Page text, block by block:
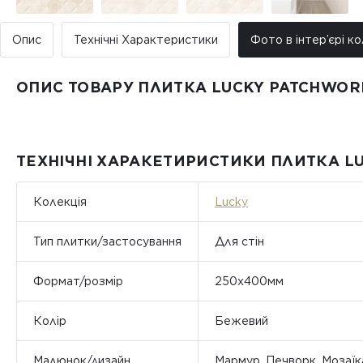
Опис Технічні Характеристики Фото в інтер’єрі
ОПИС ТОВАРУ ПЛИТКА LUCKY
ТЕХНІЧНІ ХАРАКЕТИРИСТИКИ ПЛИТКА
Колекція Lucky
Тип плитки/застосування Для стін
Формат/розмір 250x400мм
Колір Бежевий